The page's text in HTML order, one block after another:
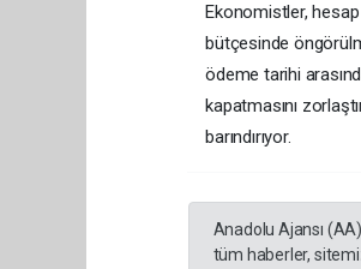
Ekonomistler,
bütçesinde
ödeme tarihi
kapatmasını
barındırıyor.
Anadolu Ajansı
tüm haberler,